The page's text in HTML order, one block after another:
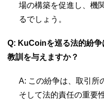
場の構築を促進し、機
るでしょう。
Q: KuCoinを巡る法的紛
教訓を与えますか？
A: この紛争は、取引所
そして法的責任の重要